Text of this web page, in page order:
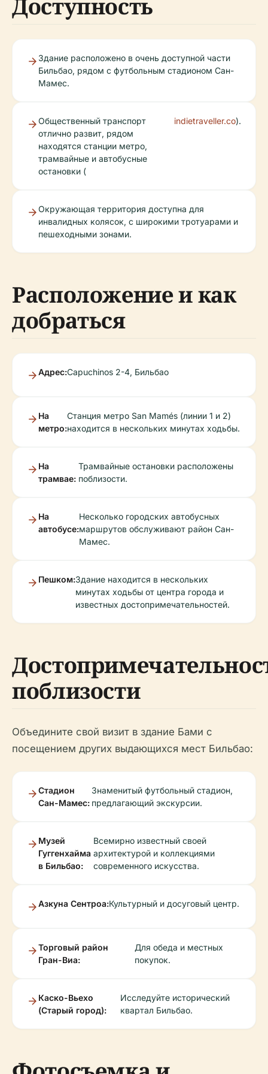
Доступность
Здание расположено в очень доступной части
Бильбао, рядом с футбольным стадионом Сан-
Мамес.
Общественный транспорт
отлично развит, рядом
находятся станции метро,
трамвайные и автобусные
остановки (
indietraveller.co).
Окружающая территория доступна для
инвалидных колясок, с широкими тротуарами и
пешеходными зонами.
Расположение и как
добраться
Адрес:Capuchinos 2-4, Бильбао
На
метро:
Станция метро San Mamés (линии 1 и 2)
находится в нескольких минутах ходьбы.
На
трамвае:
Трамвайные остановки расположены
поблизости.
На
автобусе:
Несколько городских автобусных
маршрутов обслуживают район Сан-
Мамес.
Пешком:Здание находится в нескольких
минутах ходьбы от центра города и
известных достопримечательностей.
поблизости
Объедините свой визит в здание Бами с
посещением других выдающихся мест Бильбао:
Стадион
Сан-Мамес:
Знаменитый футбольный стадион,
предлагающий экскурсии.
Музей
Гуггенхайма
в Бильбао:
Всемирно известный своей
архитектурой и коллекциями
современного искусства.
Азкуна Сентроа:Культурный и досуговый центр.
Торговый район
Гран-Виа:
Для обеда и местных
покупок.
Каско-Вьехо
(Старый город):
Исследуйте исторический
квартал Бильбао.